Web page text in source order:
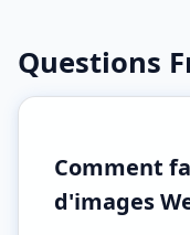
Questions
Comment
d'images